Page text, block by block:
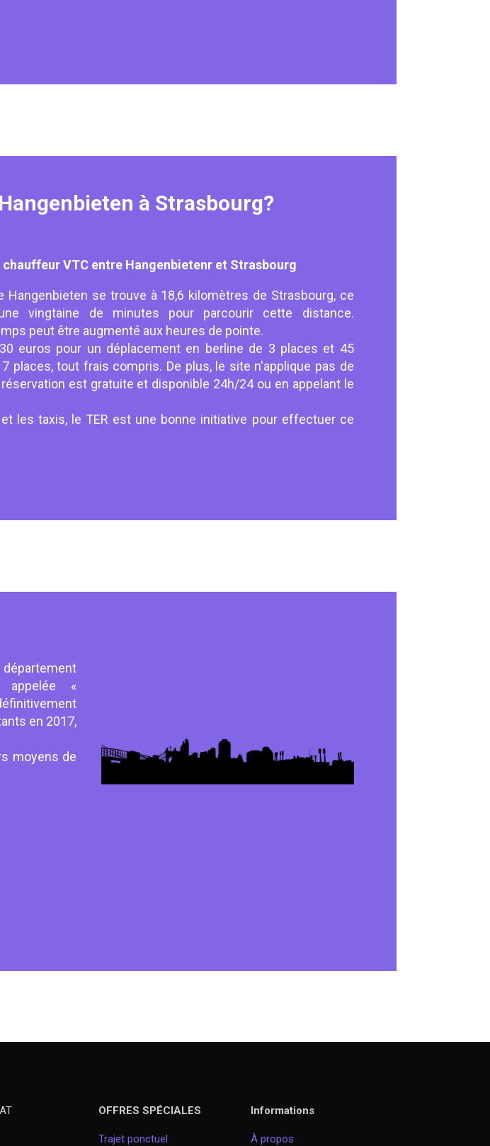
à Strasbourg?
chauffeur VTC entre Hangenbietenr et Strasbourg
Hangenbieten se trouve à 18,6 kilomètres de Strasbourg, ce
vingtaine de minutes pour parcourir cette distance.
peut être augmenté aux heures de pointe.
euros pour un déplacement en berline de 3 places et 45
places, tout frais compris. De plus, le site n'applique pas de
est gratuite et disponible 24h/24 ou en appelant le
les taxis, le TER est une bonne initiative pour effectuer ce
appelée «
en 2017,
moyens de
OFFRES SPÉCIALES
Trajet ponctuel
Informations
À propos